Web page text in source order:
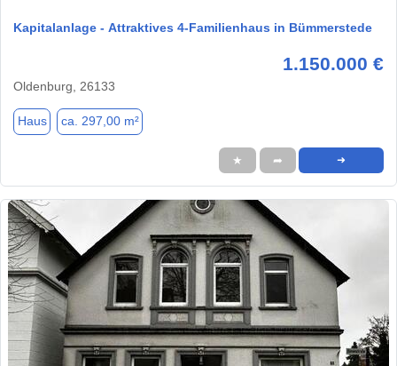
Kapitalanlage - Attraktives 4-Familienhaus in Bümmerstede
1.150.000 €
Oldenburg, 26133
Haus ca. 297,00 m²
★ ➦ ➜